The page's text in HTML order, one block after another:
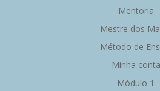
Mentoria
Mestre dos
Método de
Minha conta
Módulo 1